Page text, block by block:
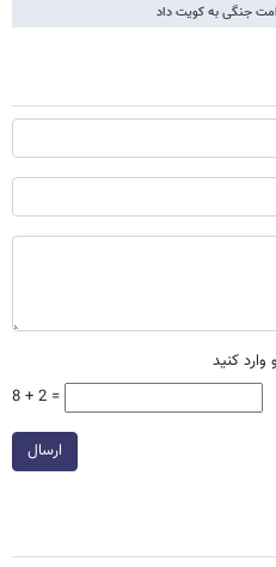
جنگی به کویت داد
کنید
8 + 2 =
ارسال